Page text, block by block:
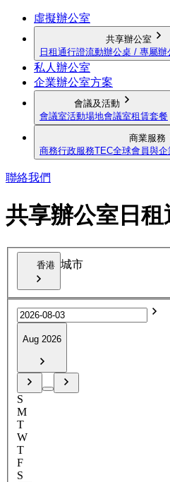
虛擬辦公室
共享辦公室
日租通行證流動辦公桌 / 專屬辦
私人辦公室
企業辦公室方案
會議及活動
會議室活動場地會議室租賃套餐
商業服務
商務行政服務TEC全球會員與企
聯絡我們
共享辦公室日租
香港 城市
Aug 2026
S
M
T
W
T
F
S